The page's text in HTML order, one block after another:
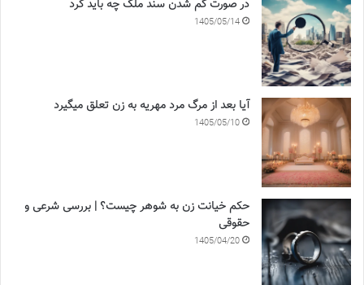
در صورت گم شدن سند ملک چه باید کرد
1405/05/14
آیا بعد از مرگ مرد مهریه به زن تعلق میگیرد
1405/05/10
حکم خیانت زن به شوهر چیست؟ | بررسی شرعی و
حقوقی
1405/04/20